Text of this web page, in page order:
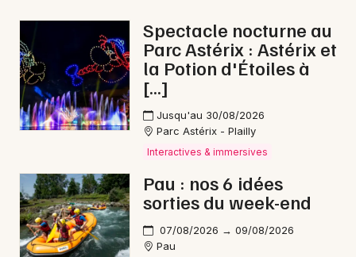
Spectacle nocturne au
Parc Astérix : Astérix et
la Potion d'Étoiles à
[…]
Jusqu'au 30/08/2026
Parc Astérix - Plailly
Interactives & immersives
Pau : nos 6 idées
sorties du week-end
07/08/2026 → 09/08/2026
Pau